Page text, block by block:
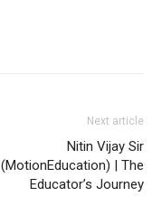
Next article
Nitin Vijay Sir
(MotionEducation) | The
Educator’s Journey